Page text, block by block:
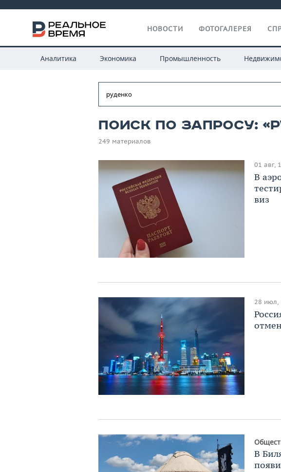
НОВОСТИ ФОТОГАЛЕРЕЯ
Аналитика Экономика Промышленность
Поиск по запросу:
249 материалов
01 авг,
В
виз
28 июл,
В